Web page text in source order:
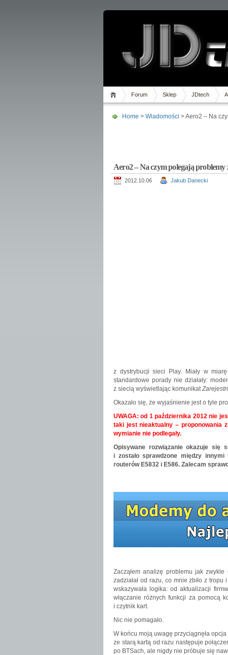
Forum Sklep JDtech
Home > Wiadomości > Aero2 – Na
Aero2 – Na czym polegają problemy
2012.10.06 Jakub Danecki
z dystrybucji sieci Play. Miały w
standardowe porady nie działały:
z siecią wyświetlając komunikat
Okazało się, że wyjaśnienie jest o tyle
UWAGA: od 1 października 2012 nie
taki jest nieaktualny – proponowania
wymianie nie podlegały.
Opisywane rozwiązanie okazuje się
i zostało sprawdzone między
routerów E5832 i E586. Zalecam
Zacząłem analizę problemu jak
zadziałał od razu, co mnie zbiło z
wskazywała logika: od aktualizacji
włączanie różnych funkcji za pomocą
i czytnik kart.
Nic nie pomagało.
W końcu moją uwagę przyciągnęła
ze starą kartą od razu następuje
po BTSach, ale nigdy nie próbuje się